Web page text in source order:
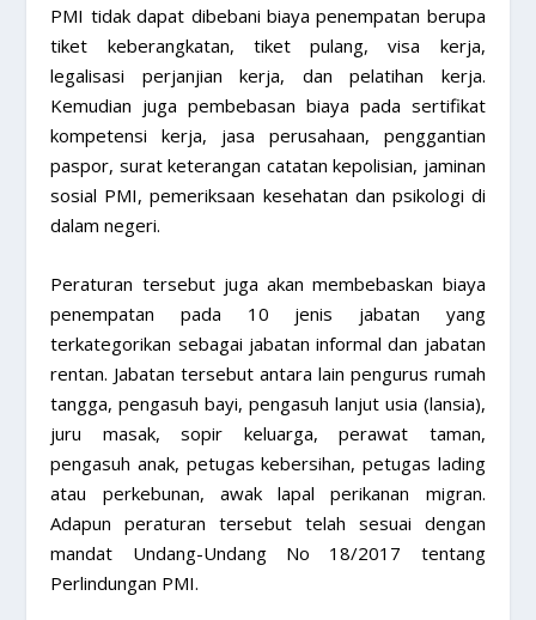
PMI tidak dapat dibebani biaya penempatan berupa
tiket keberangkatan, tiket pulang, visa kerja,
legalisasi perjanjian kerja, dan pelatihan kerja.
Kemudian juga pembebasan biaya pada sertifikat
kompetensi kerja, jasa perusahaan, penggantian
paspor, surat keterangan catatan kepolisian, jaminan
sosial PMI, pemeriksaan kesehatan dan psikologi di
dalam negeri.
Peraturan tersebut juga akan membebaskan biaya
penempatan pada 10 jenis jabatan yang
terkategorikan sebagai jabatan informal dan jabatan
rentan. Jabatan tersebut antara lain pengurus rumah
tangga, pengasuh bayi, pengasuh lanjut usia (lansia),
juru masak, sopir keluarga, perawat taman,
pengasuh anak, petugas kebersihan, petugas lading
atau perkebunan, awak lapal perikanan migran.
Adapun peraturan tersebut telah sesuai dengan
mandat Undang-Undang No 18/2017 tentang
Perlindungan PMI.